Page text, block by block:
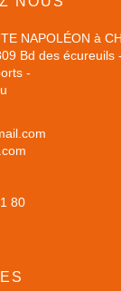
NAPOLÉON à
Bd des écureuils
-
80